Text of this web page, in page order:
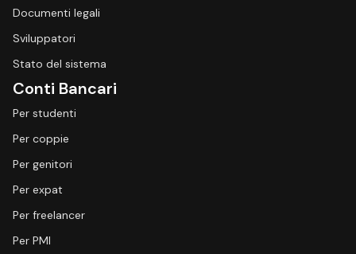
Documenti legali
Sviluppatori
Stato del sistema
Conti Bancari
Per studenti
Per coppie
Per genitori
Per expat
Per freelancer
Per PMI